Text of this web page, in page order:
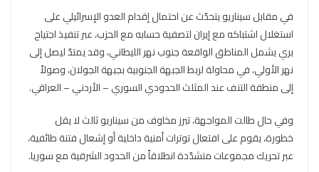
في مقابل سيناريو يتحدّث عن احتمال إقدام العدو الإسرائيلي على
استغلال اشتباكه مع إيران لتصفية حسابه مع الحزب، عبر تنفيذ اجتياح
بري يشمل المناطق الواقعة جنوب نهر الليطاني، وقد يمتدّ ليصل إلى
نهر الأولي، في محاولة لربط الجبهة الجنوبية بجبهة الجولان، وصولاً
إلى منطقة التنف عند المثلث الحدودي السوري – الأردني – العراقي.
وفي حال طالت المواجهة، تبرز مخاوف من سيناريو ثالث لا يقل
خطورة، يقوم على افتعال توترات أمنية داخلية أو إشعال فتنة طائفية،
عبر تحريك مجموعات متشدّدة انطلاقاً من الحدود الشرقية مع سوريا.